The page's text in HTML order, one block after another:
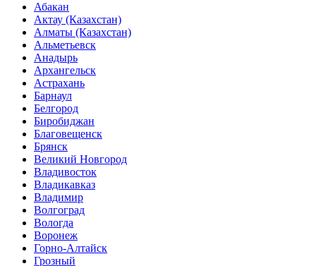
Абакан
Актау (Казахстан)
Алматы (Казахстан)
Альметьевск
Анадырь
Архангельск
Астрахань
Барнаул
Белгород
Биробиджан
Благовещенск
Брянск
Великий Новгород
Владивосток
Владикавказ
Владимир
Волгоград
Вологда
Воронеж
Горно-Алтайск
Грозный